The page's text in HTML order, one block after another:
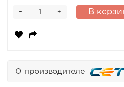
+
- В
О производителе